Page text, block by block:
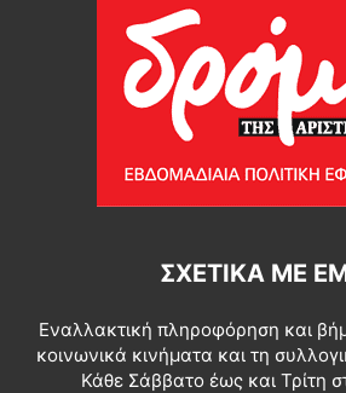
ΣΧΕΤΙΚΆ ΜΕ
Εναλλακτική πληροφόρηση και
κοινωνικά κινήματα και τη
Κάθε Σάββατο έως και Τρίτη